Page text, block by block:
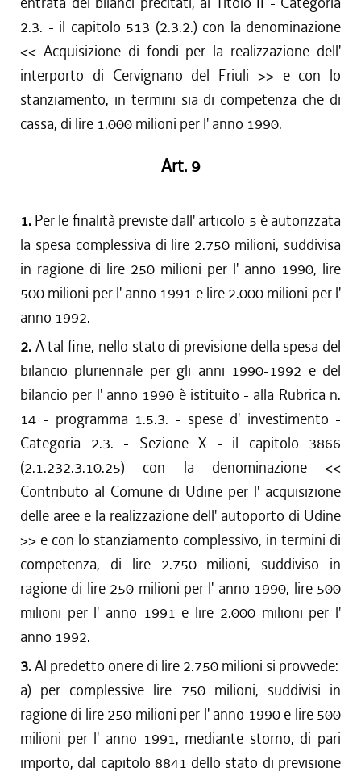
2.3. - il capitolo 513 (2.3.2.) con la denominazione
<< Acquisizione di fondi per la realizzazione dell'
interporto di Cervignano del Friuli >> e con lo
stanziamento, in termini sia di competenza che di
cassa, di lire 1.000 milioni per l' anno 1990.
Art. 9
1. Per le finalità previste dall' articolo 5 è autorizzata
la spesa complessiva di lire 2.750 milioni, suddivisa
in ragione di lire 250 milioni per l' anno 1990, lire
500 milioni per l' anno 1991 e lire 2.000 milioni per l'
anno 1992.
2. A tal fine, nello stato di previsione della spesa del
bilancio pluriennale per gli anni 1990-1992 e del
bilancio per l' anno 1990 è istituito - alla Rubrica n.
14 - programma 1.5.3. - spese d' investimento -
Categoria 2.3. - Sezione X - il capitolo 3866
(2.1.232.3.10.25) con la denominazione <<
Contributo al Comune di Udine per l' acquisizione
delle aree e la realizzazione dell' autoporto di Udine
>> e con lo stanziamento complessivo, in termini di
competenza, di lire 2.750 milioni, suddiviso in
ragione di lire 250 milioni per l' anno 1990, lire 500
milioni per l' anno 1991 e lire 2.000 milioni per l'
anno 1992.
3.Al predetto onere di lire 2.750 milioni si provvede:
a) per complessive lire 750 milioni, suddivisi in
ragione di lire 250 milioni per l' anno 1990 e lire 500
milioni per l' anno 1991, mediante storno, di pari
importo, dal capitolo 8841 dello stato di previsione